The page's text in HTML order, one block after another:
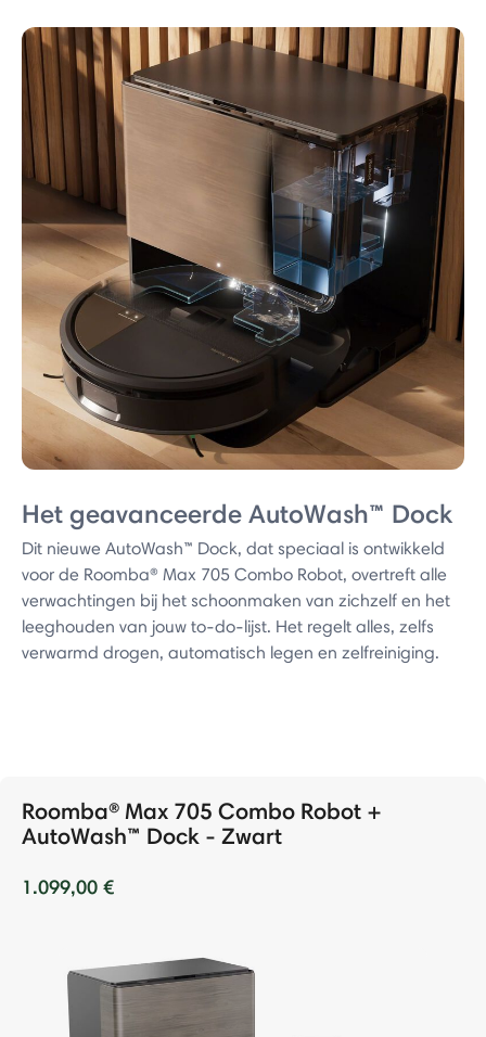
Het geavanceerde AutoWash™ Dock
Dit nieuwe AutoWash™ Dock, dat speciaal is ontwikkeld
voor de Roomba® Max 705 Combo Robot, overtreft alle
verwachtingen bij het schoonmaken van zichzelf en het
leeghouden van jouw to-do-lijst. Het regelt alles, zelfs
verwarmd drogen, automatisch legen en zelfreiniging.
Roomba® Max 705 Combo Robot +
AutoWash™ Dock - Zwart
1.099,00 €